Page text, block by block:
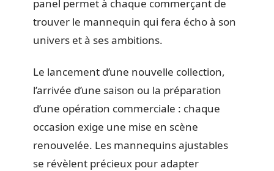
panel permet à chaque commerçant de
trouver le mannequin qui fera écho à son
univers et à ses ambitions.
Le lancement d’une nouvelle collection,
l’arrivée d’une saison ou la préparation
d’une opération commerciale : chaque
occasion exige une mise en scène
renouvelée. Les mannequins ajustables
se révèlent précieux pour adapter